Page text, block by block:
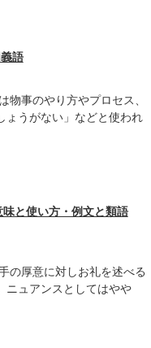
語
物事のやり方やプロセス、
ょうがない」などと使われ
と使い方・例文と類語
の厚意に対しお礼を述べる
ニュアンスとしてはやや